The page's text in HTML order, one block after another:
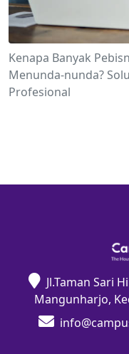
Kenapa Banyak
Menunda-nunda?
Profesional
Jl.Taman Sari
Mangunharjo,